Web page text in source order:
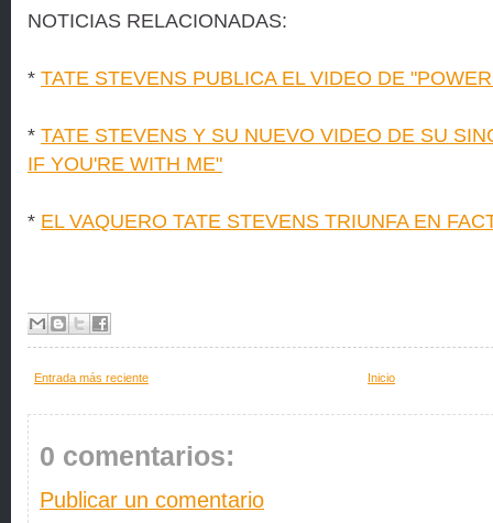
NOTICIAS RELACIONADAS:
* TATE STEVENS PUBLICA EL VIDEO DE
* TATE STEVENS Y SU NUEVO VIDEO DE SU
IF YOU'RE WITH ME"
* EL VAQUERO TATE STEVENS TRIUNFA EN
Entrada más reciente Inicio
0 comentarios:
Publicar un comentario